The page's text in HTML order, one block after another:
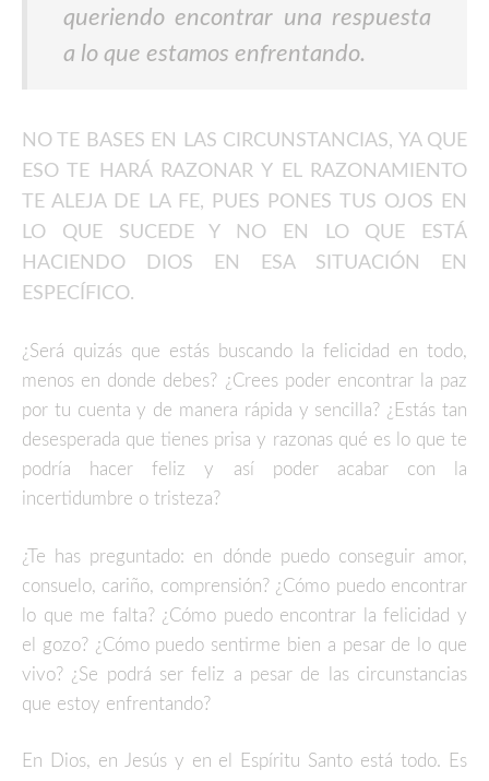
queriendo encontrar una respuesta
a lo que estamos enfrentando.
NO TE BASES EN LAS CIRCUNSTANCIAS, YA QUE
ESO TE HARÁ RAZONAR Y EL RAZONAMIENTO
TE ALEJA DE LA FE, PUES PONES TUS OJOS EN
LO QUE SUCEDE Y NO EN LO QUE ESTÁ
HACIENDO DIOS EN ESA SITUACIÓN EN
ESPECÍFICO.
¿Será quizás que estás buscando la felicidad en todo,
menos en donde debes? ¿Crees poder encontrar la paz
por tu cuenta y de manera rápida y sencilla? ¿Estás tan
desesperada que tienes prisa y razonas qué es lo que te
podría hacer feliz y así poder acabar con la
incertidumbre o tristeza?
¿Te has preguntado: en dónde puedo conseguir amor,
consuelo, cariño, comprensión? ¿Cómo puedo encontrar
lo que me falta? ¿Cómo puedo encontrar la felicidad y
el gozo? ¿Cómo puedo sentirme bien a pesar de lo que
vivo? ¿Se podrá ser feliz a pesar de las circunstancias
que estoy enfrentando?
En Dios, en Jesús y en el Espíritu Santo está todo. Es